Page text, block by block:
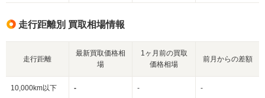
走行距離別 買取相場情報
走行距離
最新買取価格相
場
1ヶ月前の買取
価格相場
前月からの差額
10,000km以下 - - -